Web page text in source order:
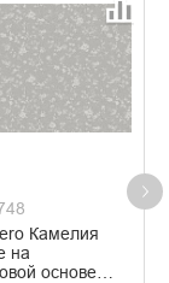
Камелия
на
основе